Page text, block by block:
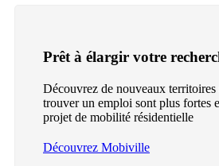
Prêt à élargir votre
Découvrez de nouveaux territoires
trouver un emploi sont plus fortes
projet de mobilité résidentielle
Découvrez Mobiville